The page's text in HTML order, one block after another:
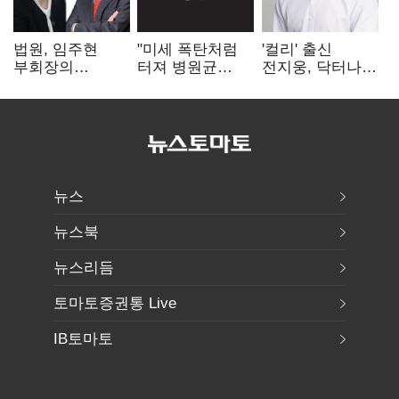
법원, 임주현
부회장의
주식 가압류 결정
"미세 폭탄처럼
터져 병원균
'컬리' 출신
전지웅, 닥터나우
뉴스
뉴스북
뉴스리듬
토마토증권통 Live
IB토마토